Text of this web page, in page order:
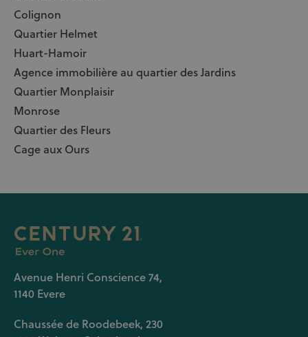
Colignon
Quartier Helmet
Huart-Hamoir
Agence immobilière au quartier des Jardins
Quartier Monplaisir
Monrose
Quartier des Fleurs
Cage aux Ours
Avenue Henri Conscience 74,
1140 Evere
Chaussée de Roodebeek, 230